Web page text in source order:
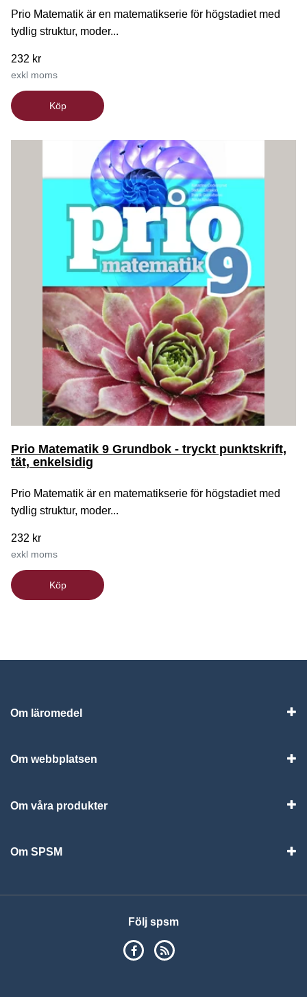
Prio Matematik är en matematikserie för högstadiet med
tydlig struktur, moder...
232 kr
exkl moms
Köp
Prio Matematik 9 Grundbok - tryckt punktskrift,
tät, enkelsidig
Prio Matematik är en matematikserie för högstadiet med
tydlig struktur, moder...
232 kr
exkl moms
Köp
Om läromedel
Om webbplatsen
Om våra produkter
Om SPSM
Följ spsm
SPSM på Facebook